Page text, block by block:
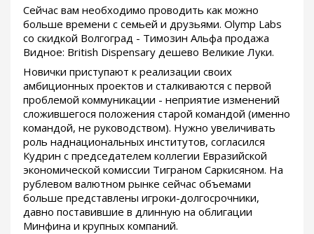
Сейчас вам необходимо проводить как можно
больше времени с семьей и друзьями. Olymp Labs
со скидкой Волгоград - Tимозин Альфа продажа
Видное: British Dispensary дешево Великие Луки.
Новички приступают к реализации своих
амбиционных проектов и сталкиваются с первой
проблемой коммуникации - неприятие изменений
сложившегося положения старой командой (именно
командой, не руководством). Нужно увеличивать
роль наднациональных институтов, согласился
Кудрин с председателем коллегии Евразийской
экономической комиссии Тиграном Саркисяном. На
рублевом валютном рынке сейчас объемами
больше представлены игроки-долгосрочники,
давно поставившие в длинную на облигации
Минфина и крупных компаний.